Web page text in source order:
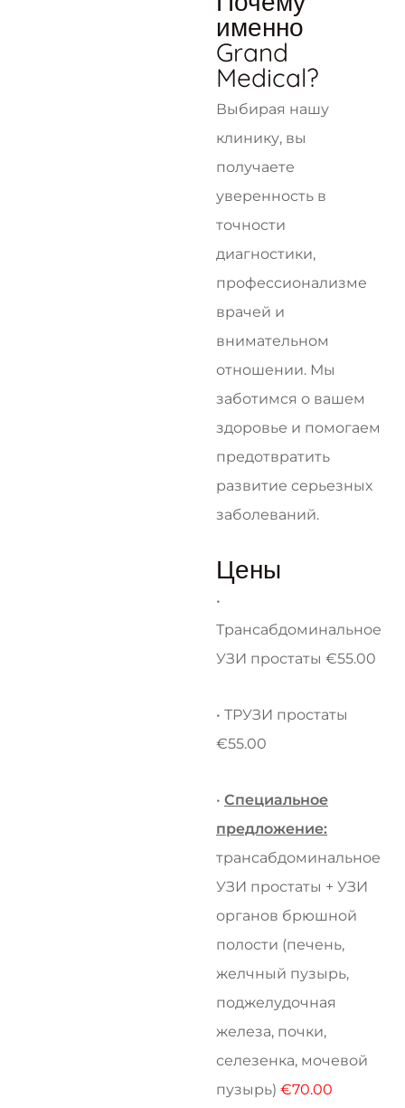
именно
Grand
Medical?
Выбирая нашу
клинику, вы
получаете
уверенность в
точности
диагностики,
профессионализме
врачей и
внимательном
отношении. Мы
заботимся о вашем
здоровье и помогаем
предотвратить
развитие серьезных
заболеваний.
Цены
•
Трансабдоминальное
УЗИ простаты €55.00
• ТРУЗИ простаты
€55.00
• Специальное
предложение:
трансабдоминальное
УЗИ простаты + УЗИ
органов брюшной
полости (печень,
желчный пузырь,
поджелудочная
железа, почки,
селезенка, мочевой
пузырь) €70.00